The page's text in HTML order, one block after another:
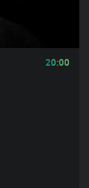
20:00